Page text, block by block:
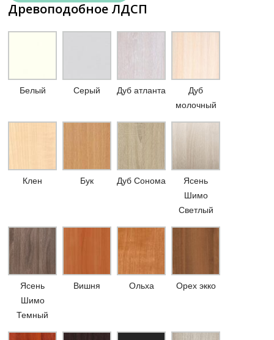
Древоподобное ЛДСП
Белый Серый Дуб атланта
Дуб
молочный
Клен Бук Дуб Сонома
Ясень
Шимо
Светлый
Ясень
Шимо
Темный
Вишня Ольха Орех экко